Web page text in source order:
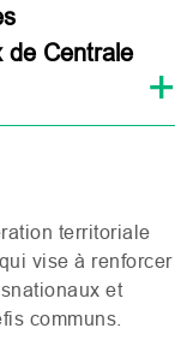
de Centrale
territoriale
qui vise à renforcer
et
communs.